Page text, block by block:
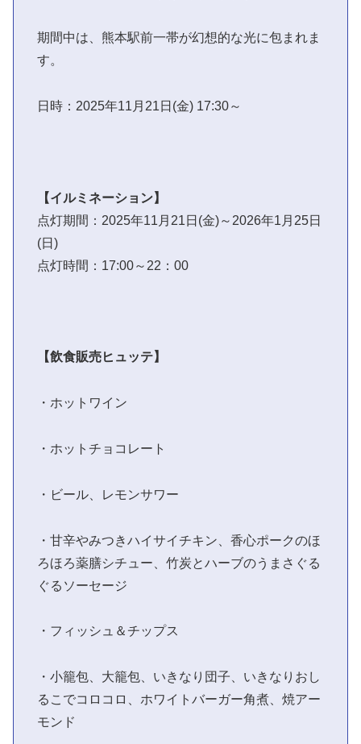
期間中は、熊本駅前一帯が幻想的な光に包まれま
す。
日時：2025年11月21日(金) 17:30～
【イルミネーション】
点灯期間：2025年11月21日(金)～2026年1月25日
(日)
点灯時間：17:00～22：00
【飲食販売ヒュッテ】
・ホットワイン
・ホットチョコレート
・ビール、レモンサワー
・甘辛やみつきハイサイチキン、香心ポークのほ
ろほろ薬膳シチュー、竹炭とハーブのうまさぐる
ぐるソーセージ
・フィッシュ＆チップス
・小籠包、大籠包、いきなり団子、いきなりおし
るこでコロコロ、ホワイトバーガー角煮、焼アー
モンド